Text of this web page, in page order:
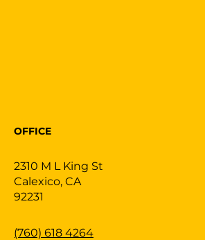
(760) 618 4264
2310 M L King St
Calexico, CA
92231
OFFICE